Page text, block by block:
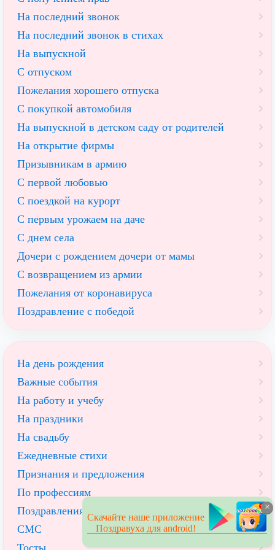
На последний звонок
На последний звонок в стихах
На выпускной
С отпуском
Пожелания хорошего отпуска
С покупкой автомобиля
На выпускной в детском саду от родителей
На открытие фирмы
Призывникам в армию
С первой любовью
С поездкой на курорт
С первым урожаем на даче
С днем села
Дочери с рождением дочери от мамы
С возвращением из армии
Пожелания от коронавируса
Поздравление с победой
На день рождения
Важные события
На работу и учебу
На праздники
На свадьбу
Ежедневные стихи
Признания и предложения
По профессиям
Поздравления детей и для детей
СМС
×
Скачайте наше приложение
Поздравуха для android!